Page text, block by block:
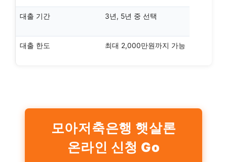
대출 기간 3년, 5년 중 선택
대출 한도 최대 2,000만원까지 가능
모아저축은행 햇살론
온라인 신청 Go